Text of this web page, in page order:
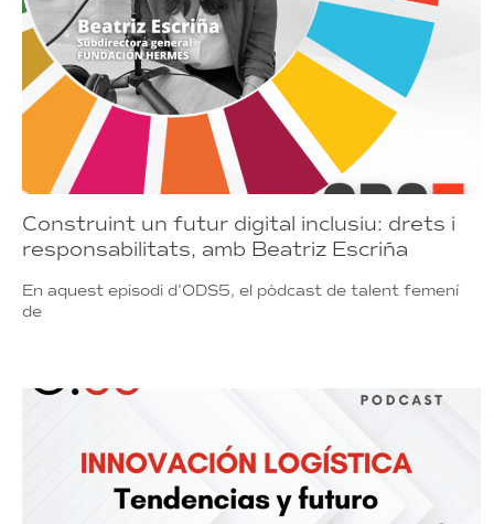
Construint un futur digital inclusiu: drets i
responsabilitats, amb Beatriz Escriña
En aquest episodi d’ODS5, el pòdcast de talent femení
de